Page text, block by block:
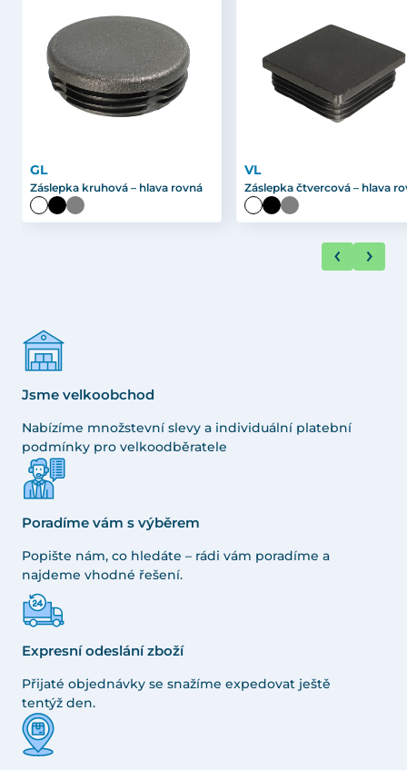
GL
Záslepka kruhová – hlava rovná
VL
Záslepka čtvercová – hlava
Jsme velkoobchod
Nabízíme množstevní slevy a individuální platební
podmínky pro velkoodběratele
Poradíme vám s výběrem
Popište nám, co hledáte – rádi vám poradíme a
najdeme vhodné řešení.
Expresní odeslání zboží
Přijaté objednávky se snažíme expedovat ještě
tentýž den.